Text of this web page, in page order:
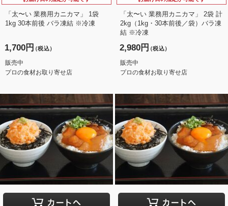
「太〜い 業務用カニカマ」 1袋
1kg 30本前後 バラ凍結 ※冷凍
1,700円（税込）
販売中
プロの食材お取り寄せ店
「太〜い 業務用カニカマ」 2袋 計
2kg（1kg・30本前後／袋）バラ凍
結 ※冷凍
2,980円（税込）
販売中
プロの食材お取り寄せ店